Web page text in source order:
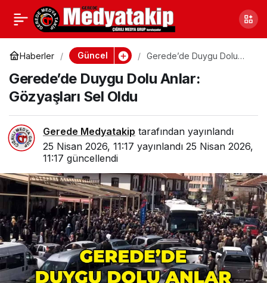
Haberler Güncel
Gerede’de Duygu Dolu
Gerede’de Duygu Dolu Anlar:
Gözyaşları Sel Oldu
Gerede Medyatakip tarafından yayınlandı
25 Nisan 2026, 11:17 yayınlandı 25 Nisan 2026,
11:17 güncellendi
Bolu’da Yoğun Mesai:
İbrahim Çolak Olimpiyat
İçin Gün Sayıyor
Paylaş